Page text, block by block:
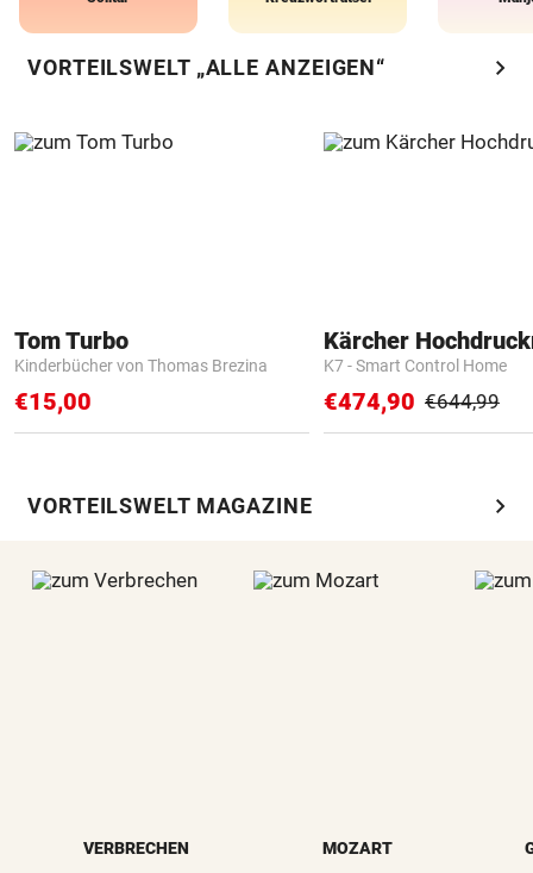
VORTEILSWELT „ALLE ANZEIGEN“ chevron_right
Tom Turbo
Kinderbücher von Thomas Brezina
€15,00
Kärcher
K7 - Smart Control Home
€474,90 €644,99
VORTEILSWELT MAGAZINE chevron_right
VERBRECHEN MOZART